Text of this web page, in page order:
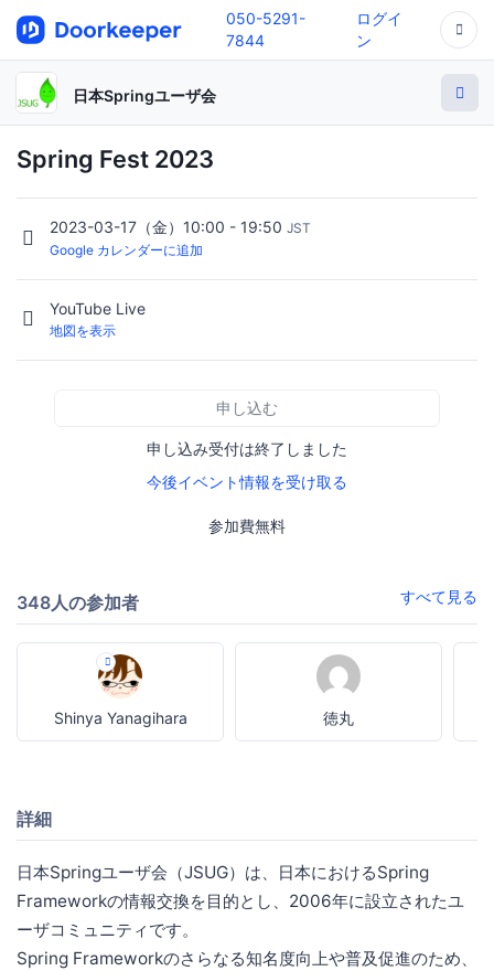
050-5291-
7844
ログイ
ン
日本Springユーザ会
Spring Fest 2023
2023-03-17（金）10:00 - 19:50 JST
Google カレンダーに追加
YouTube Live
地図を表示
申し込む
申し込み受付は終了しました
今後イベント情報を受け取る
参加費無料
348人の参加者 すべて見る
Shinya Yanagihara 徳丸
詳細
日本Springユーザ会（JSUG）は、日本におけるSpring
Frameworkの情報交換を目的とし、2006年に設立されたユ
ーザコミュニティです。
Spring Frameworkのさらなる知名度向上や普及促進のため、